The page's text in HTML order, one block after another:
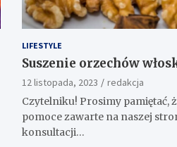
LIFESTYLE
Suszenie orzechów
12 listopada, 2023
redakcja
Czytelniku! Prosimy pamiętać,
pomoce zawarte na naszej
konsultacji…